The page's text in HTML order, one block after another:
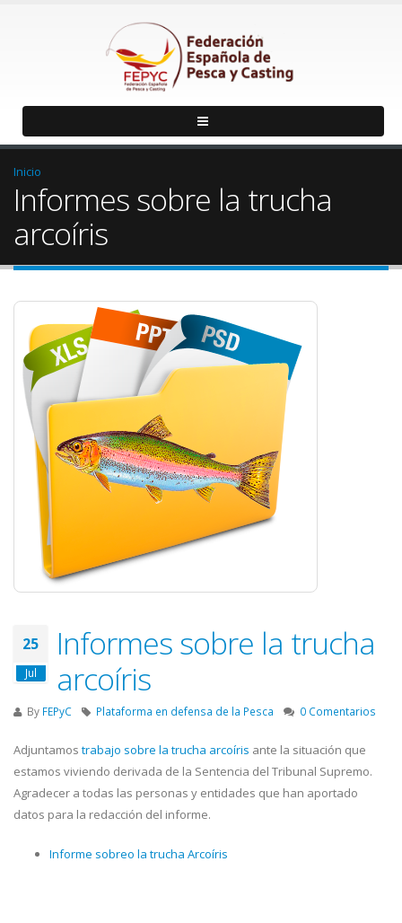
Inicio
Informes sobre la trucha
arcoíris
25
Jul
Informes sobre la trucha
arcoíris
By FEPyC Plataforma en defensa de la Pesca 0 Comentarios
Adjuntamos trabajo sobre la trucha arcoíris ante la situación que
estamos viviendo derivada de la Sentencia del Tribunal Supremo.
Agradecer a todas las personas y entidades que han aportado
datos para la redacción del informe.
Informe sobreo la trucha Arcoíris